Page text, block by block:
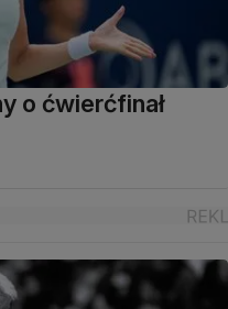
o ćwierćfinał